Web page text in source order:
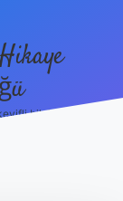
bilgiler!